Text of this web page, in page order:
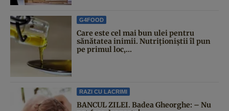
G4FOOD
Care este cel mai bun ulei pentru
sănătatea inimii. Nutriționiștii îl pun
pe primul loc,...
RAZI CU LACRIMI
BANCUL ZILEI. Badea Gheorghe: – Nu